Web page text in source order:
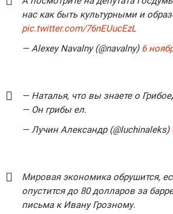
нас как быть культурными и
pic.twitter.com/76nEUucEzL
— Alexey Navalny (@navalny) 6
— Наталья, что вы знаете о
— Он грибы ел.
— Лучин Александр (@luchinaleks)
Мировая экономикаобрушится,
опустится до 80 долларов за
письма к Ивану Грозному.